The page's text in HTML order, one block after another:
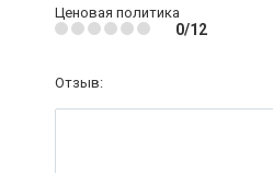
Ценовая политика
0/12
Отзыв: